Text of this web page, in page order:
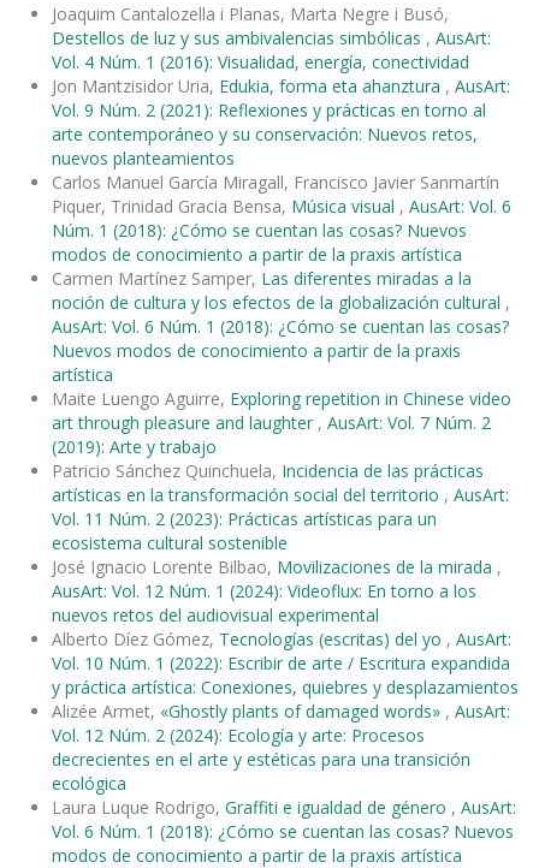
Joaquim Cantalozella i Planas, Marta Negre i Busó,
Destellos de luz y sus ambivalencias simbólicas , AusArt:
Vol. 4 Núm. 1 (2016): Visualidad, energía, conectividad
Jon Mantzisidor Uria, Edukia, forma eta ahanztura , AusArt:
Vol. 9 Núm. 2 (2021): Reflexiones y prácticas en torno al
arte contemporáneo y su conservación: Nuevos retos,
nuevos planteamientos
Carlos Manuel García Miragall, Francisco Javier Sanmartín
Piquer, Trinidad Gracia Bensa, Música visual , AusArt: Vol. 6
Núm. 1 (2018): ¿Cómo se cuentan las cosas? Nuevos
modos de conocimiento a partir de la praxis artística
Carmen Martínez Samper, Las diferentes miradas a la
noción de cultura y los efectos de la globalización cultural ,
AusArt: Vol. 6 Núm. 1 (2018): ¿Cómo se cuentan las cosas?
Nuevos modos de conocimiento a partir de la praxis
artística
Maite Luengo Aguirre, Exploring repetition in Chinese video
art through pleasure and laughter , AusArt: Vol. 7 Núm. 2
(2019): Arte y trabajo
Patricio Sánchez Quinchuela, Incidencia de las prácticas
artísticas en la transformación social del territorio , AusArt:
Vol. 11 Núm. 2 (2023): Prácticas artísticas para un
ecosistema cultural sostenible
José Ignacio Lorente Bilbao, Movilizaciones de la mirada ,
AusArt: Vol. 12 Núm. 1 (2024): Videoflux: En torno a los
nuevos retos del audiovisual experimental
Alberto Díez Gómez, Tecnologías (escritas) del yo , AusArt:
Vol. 10 Núm. 1 (2022): Escribir de arte / Escritura expandida
y práctica artística: Conexiones, quiebres y desplazamientos
Alizée Armet, «Ghostly plants of damaged words» , AusArt:
Vol. 12 Núm. 2 (2024): Ecología y arte: Procesos
decrecientes en el arte y estéticas para una transición
ecológica
Laura Luque Rodrigo, Graffiti e igualdad de género , AusArt:
Vol. 6 Núm. 1 (2018): ¿Cómo se cuentan las cosas? Nuevos
modos de conocimiento a partir de la praxis artística